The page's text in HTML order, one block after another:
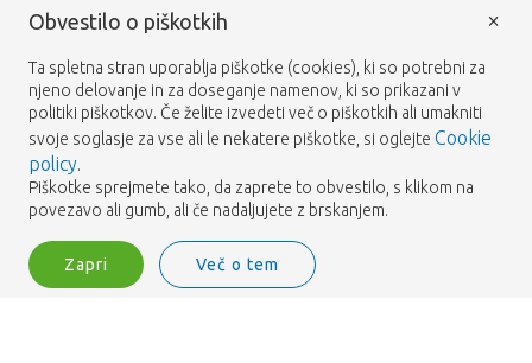
Netherlands
Sledi nam:
© 2026 -Heemskerk Flowers Pogoji Politika zasebnosti
Heemskerk Flowers is a trading name of BGH A.Heemskerk AZN b.v.
Obvestilo o piškotkih
Ta spletna stran uporablja piškotke (cookies), ki so potrebni za
njeno delovanje in za doseganje namenov, ki so prikazani v
politiki piškotkov. Če želite izvedeti več o piškotkih ali umakniti
svoje soglasje za vse ali le nekatere piškotke, si oglejte Cookie
policy.
Piškotke sprejmete tako, da zaprete to obvestilo, s klikom na
povezavo ali gumb, ali če nadaljujete z brskanjem.
Zapri Več o tem
×